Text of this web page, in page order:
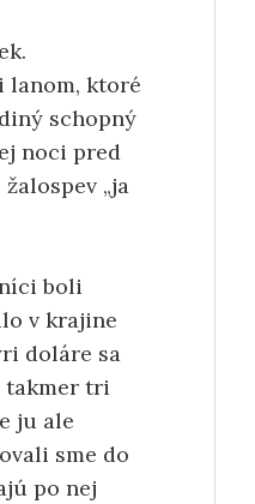
lanom, ktoré
schopný
noci pred
„ja
boli
v krajine
doláre sa
takmer tri
ju ale
sme do
po nej